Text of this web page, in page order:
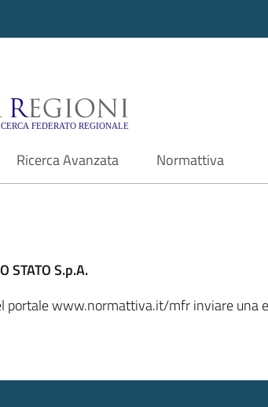
- Motore
Ricerca Avanzata Normattiva
STATO S.p.A.
portale www.normattiva.it/mfr inviare una